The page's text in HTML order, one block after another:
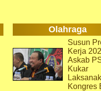
Olahraga
Susun
Kerja
Askab
Kukar
Kongres